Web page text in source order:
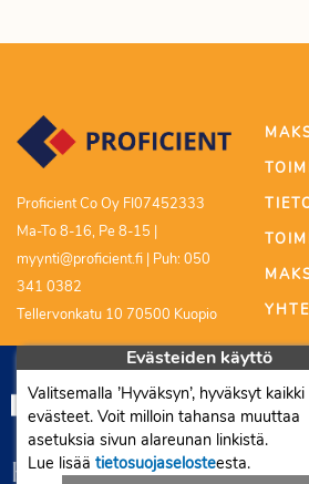
Proficient Co Oy FI07452333
Ma-To 8-16, Pe 8-15 |
myynti@proficient.fi | Puh: 050
341 0382
Tellervonkatu 10 70500 Kuopio
Evästeiden käyttö
Valitsemalla ’Hyväksyn’, hyväksyt kaikki
evästeet. Voit milloin tahansa muuttaa
asetuksia sivun alareunan linkistä.
Lue lisää tietosuojaselosteesta.